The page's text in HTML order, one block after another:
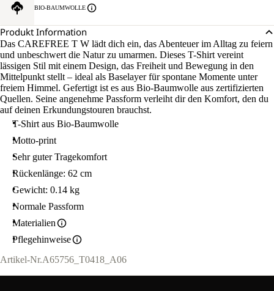
BIO-BAUMWOLLE
Produkt Information
Das CAREFREE T W lädt dich ein, das Abenteuer im Alltag zu feiern
und unbeschwert die Natur zu umarmen. Dieses T-Shirt vereint
lässigen Stil mit einem Design, das Freiheit und Bewegung in den
Mittelpunkt stellt – ideal als Baselayer für spontane Momente unter
freiem Himmel. Gefertigt ist es aus Bio-Baumwolle aus zertifizierten
Quellen. Seine angenehme Passform verleiht dir den Komfort, den du
auf deinen Erkundungstouren brauchst.
T-Shirt aus Bio-Baumwolle
Motto-print
Sehr guter Tragekomfort
Rückenlänge: 62 cm
Gewicht: 0.14 kg
Normale Passform
Materialien
Pflegehinweise
Artikel-Nr.A65756_T0418_A06